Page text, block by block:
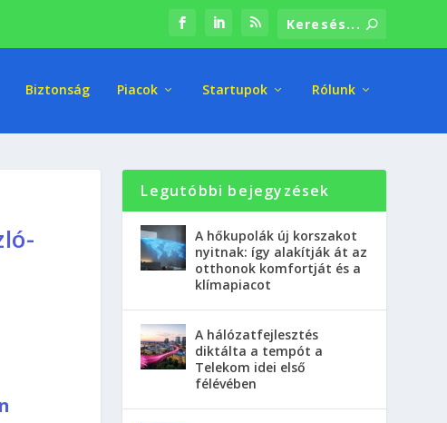
Biztonság Piacok Startupok Rólunk
Legutóbbi bejegyzések
A hőkupolák új korszakot
nyitnak: így alakítják át az
otthonok komfortját és a
klímapiacot
A hálózatfejlesztés
diktálta a tempót a
Telekom idei első
félévében